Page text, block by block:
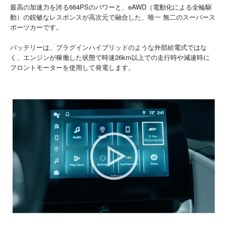
最高の加速力を誇る664PSのパワーと、eAWD（電動化による全輪駆
動）の鋭敏なレスポンスが高次元で融合した、唯一 無二のスーパース
ポーツカーです。
バッテリーは、プラグインハイブリッドのような外部給電式ではな
く、エンジンが稼働した状態で時速26km以上での走行時や減速時に
フロントモーターを使用して発電します。